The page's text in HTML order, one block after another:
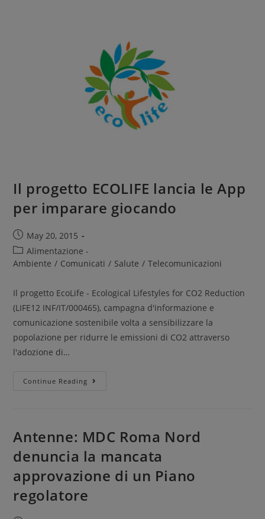
Il progetto ECOLIFE lancia le App
per imparare giocando
May 20, 2015
Alimentazione -
Ambiente / Comunicati / Salute / Telecomunicazioni
Il progetto EcoLife - Ecological Lifestyles for CO2 Reduction
(LIFE12 INF/IT/000465), campagna d'informazione e
comunicazione sostenibile volta a sensibilizzare la
popolazione per ridurre le emissioni di CO2 attraverso
l'adozione di…
Continue Reading
Antenne: MDC Roma Nord
denuncia la mancata
approvazione di un Piano
regolatore